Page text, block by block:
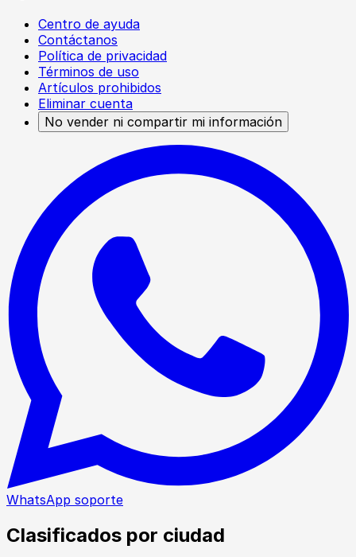
Centro de ayuda
Contáctanos
Política de privacidad
Términos de uso
Artículos prohibidos
Eliminar cuenta
No vender ni compartir mi información
WhatsApp soporte
Clasificados por ciudad